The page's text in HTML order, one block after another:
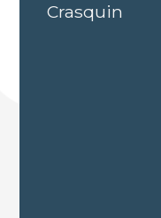
Crasquin